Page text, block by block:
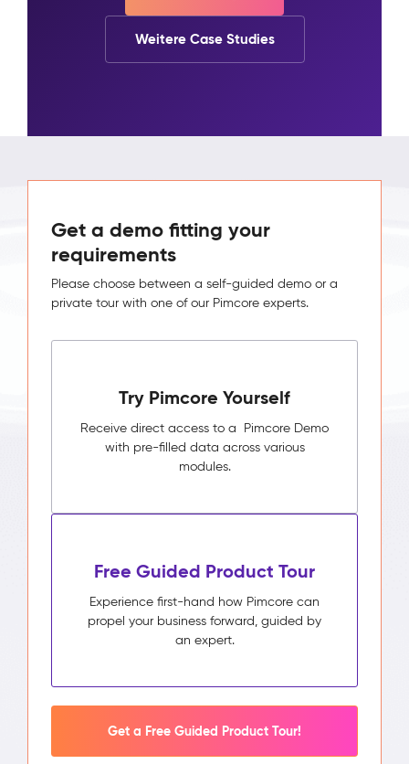
Weitere Case Studies
Get a demo fitting your
requirements
Please choose between a self-guided demo or a
private tour with one of our Pimcore experts.
Try Pimcore Yourself
Receive direct access to a Pimcore Demo
with pre-filled data across various
modules.
Free Guided Product Tour
Experience first-hand how Pimcore can
propel your business forward, guided by
an expert.
Get a Free Guided Product Tour!